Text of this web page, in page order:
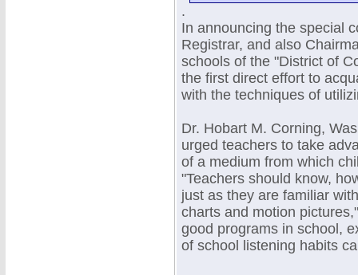
.
In announcing the special
Registrar, and also
schools of the "District of
the first direct effort to
with the techniques of
Dr. Hobart M. Corning,
urged teachers to take
of a medium from which
"Teachers should know,
just as they are familiar
charts and motion
good programs in school,
of school listening habits